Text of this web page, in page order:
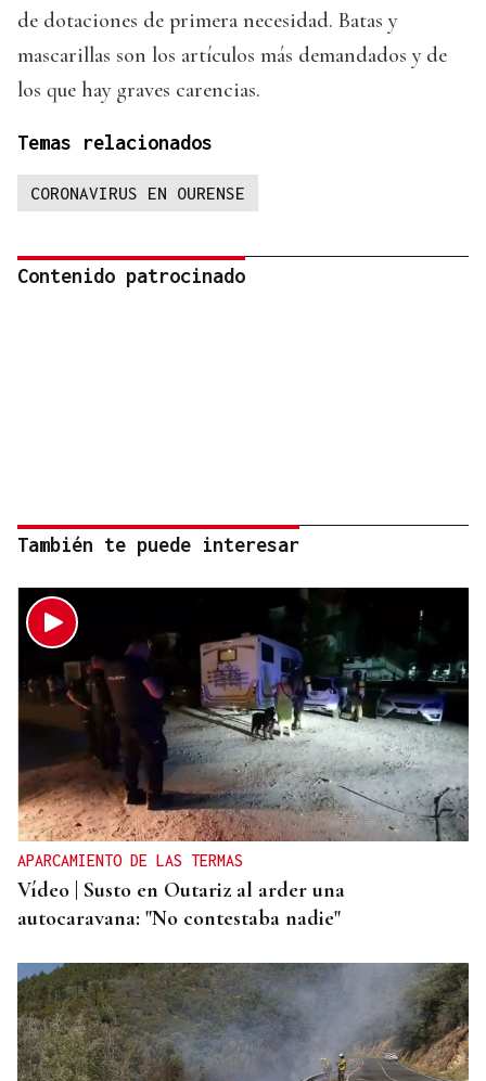
de dotaciones de primera necesidad. Batas y
mascarillas son los artículos más demandados y de
los que hay graves carencias.
Temas relacionados
CORONAVIRUS EN OURENSE
Contenido patrocinado
También te puede interesar
APARCAMIENTO DE LAS TERMAS
Vídeo | Susto en Outariz al arder una
autocaravana: "No contestaba nadie"